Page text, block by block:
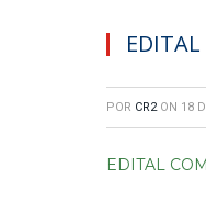
POR CR2 ON 18
EDITAL